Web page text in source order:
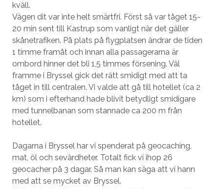
kväll.
Vägen dit var inte helt smärtfri. Först så var tåget 15-
20 min sent till Kastrup som vanligt när det gäller
skånetrafiken. På plats på flygplatsen ändrar de tiden
1 timme framåt och innan alla passagerarna är
ombord hinner det bli 1,5 timmes försening. Väl
framme i Bryssel gick det rätt smidigt med att ta
tåget in till centralen. Vi valde att gå till hotellet (ca 2
km) som i efterhand hade blivit betydligt smidigare
med tunnelbanan som stannade ca 200 m från
hotellet.
Dagarna i Bryssel har vi spenderat på geocaching,
mat, öl och sevärdheter. Totalt fick vi ihop 26
geocacher på 3 dagar. Så man kan säga att vi hann
med att se mycket av Bryssel.